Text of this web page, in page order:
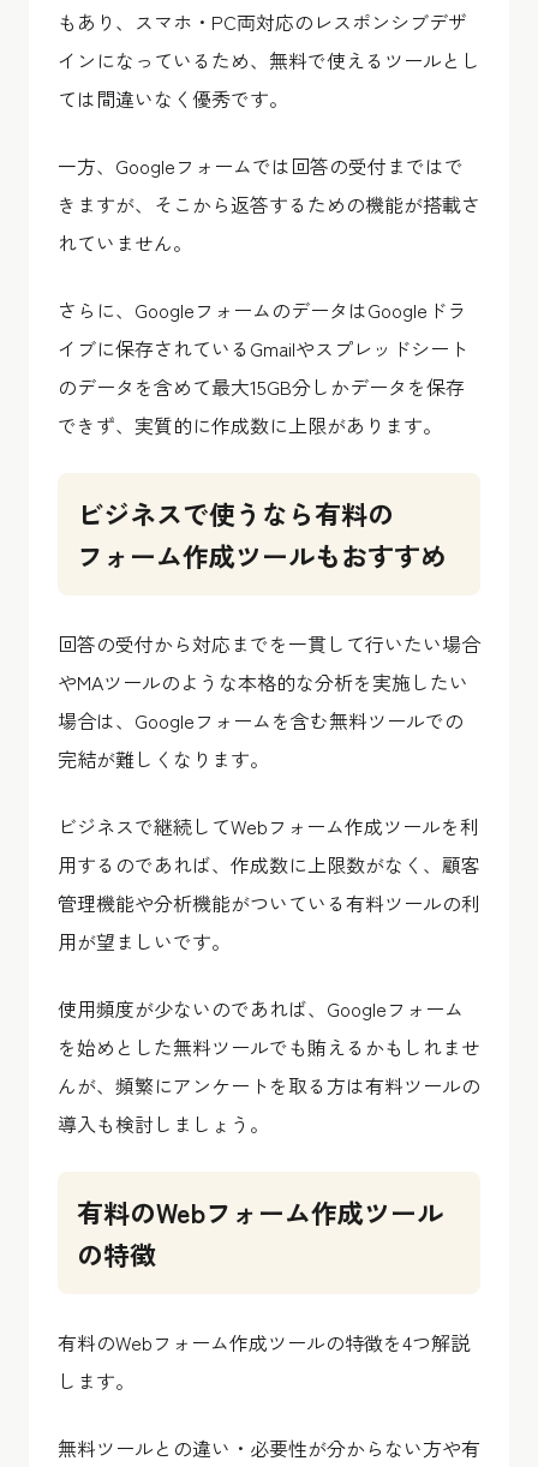
もあり、スマホ・PC両対応のレスポンシブデザ
インになっているため、無料で使えるツールとし
ては間違いなく優秀です。
一方、Googleフォームでは回答の受付まではで
きますが、そこから返答するための機能が搭載さ
れていません。
さらに、GoogleフォームのデータはGoogleドラ
イブに保存されているGmailやスプレッドシート
のデータを含めて最大15GB分しかデータを保存
できず、実質的に作成数に上限があります。
ビジネスで使うなら有料の
フォーム作成ツールもおすすめ
回答の受付から対応までを一貫して行いたい場合
やMAツールのような本格的な分析を実施したい
場合は、Googleフォームを含む無料ツールでの
完結が難しくなります。
ビジネスで継続してWebフォーム作成ツールを利
用するのであれば、作成数に上限数がなく、顧客
管理機能や分析機能がついている有料ツールの利
用が望ましいです。
使用頻度が少ないのであれば、Googleフォーム
を始めとした無料ツールでも賄えるかもしれませ
んが、頻繁にアンケートを取る方は有料ツールの
導入も検討しましょう。
有料のWebフォーム作成ツール
の特徴
有料のWebフォーム作成ツールの特徴を4つ解説
します。
無料ツールとの違い・必要性が分からない方や有